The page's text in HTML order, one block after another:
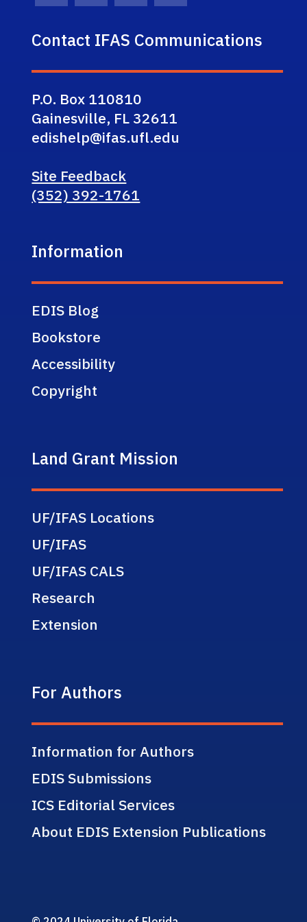
Contact IFAS Communications
P.O. Box 110810
Gainesville, FL 32611
edishelp@ifas.ufl.edu
Site Feedback
(352) 392-1761
Information
EDIS Blog
Bookstore
Accessibility
Copyright
Land Grant Mission
UF/IFAS Locations
UF/IFAS
UF/IFAS CALS
Research
Extension
For Authors
Information for Authors
EDIS Submissions
ICS Editorial Services
About EDIS Extension Publications